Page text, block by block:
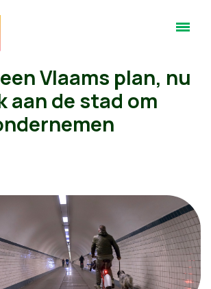
Vlaams plan, nu
aan de stad om